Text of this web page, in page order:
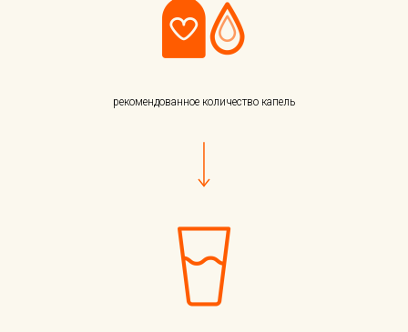
рекомендованное количество капель